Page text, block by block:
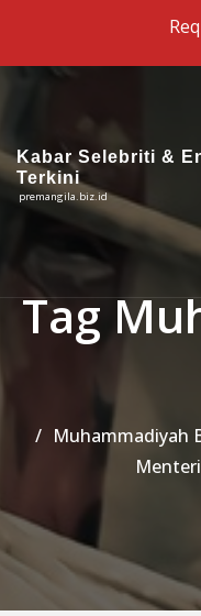
Kabar Selebriti &
Terkini
premangila.biz.id
Tag
Muhammadiyah